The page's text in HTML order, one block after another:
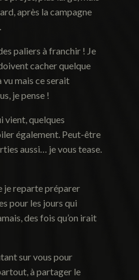
après la campagne
paliers à franchir ! Je
cacher quelque
mais ce serait
je pense !
vient, quelques
également. Peut-être
aussi… je vous tease.
je reparte préparer
pour les jours qui
des fois qu’on irait
sur vous pour
à partager le